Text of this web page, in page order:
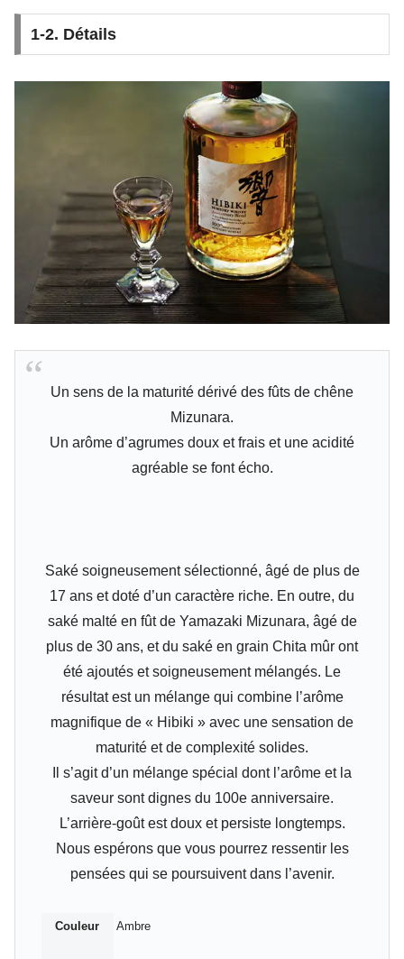
1-2. Détails
Un sens de la maturité dérivé des fûts de chêne
Mizunara.
Un arôme d’agrumes doux et frais et une acidité
agréable se font écho.
Saké soigneusement sélectionné, âgé de plus de
17 ans et doté d’un caractère riche. En outre, du
saké malté en fût de Yamazaki Mizunara, âgé de
plus de 30 ans, et du saké en grain Chita mûr ont
été ajoutés et soigneusement mélangés. Le
résultat est un mélange qui combine l’arôme
magnifique de « Hibiki » avec une sensation de
maturité et de complexité solides.
Il s’agit d’un mélange spécial dont l’arôme et la
saveur sont dignes du 100e anniversaire.
L’arrière-goût est doux et persiste longtemps.
Nous espérons que vous pourrez ressentir les
pensées qui se poursuivent dans l’avenir.
Couleur Ambre